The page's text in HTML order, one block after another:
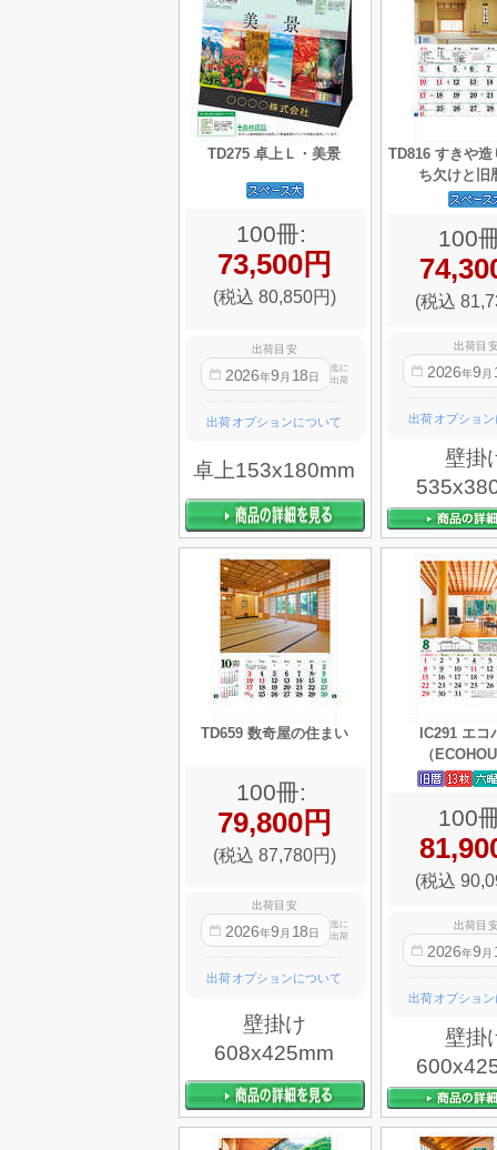
TD275 卓上Ｌ・美景
100冊:
73,500円
(税込 80,850円)
出荷目安
2026年9 月 18 日
迄に
出荷
出荷オプションについて
卓上153x180mm
TD816 すきや造
ち欠けと旧
100
(税込
出荷目
2026年9 月
出荷オプショ
壁掛
TD659 数奇屋の住まい
100冊:
79,800円
(税込 87,780円)
出荷目安
2026年9 月 18 日
迄に
出荷
出荷オプションについて
壁掛け
608x425mm
IC291 エコ
（
100
(税込
出荷目
2026年9 月
出荷オプショ
壁掛